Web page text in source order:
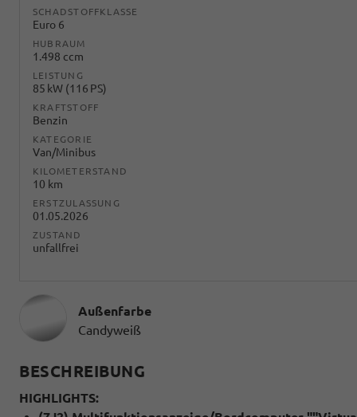
SCHADSTOFFKLASSE
Euro 6
HUBRAUM
1.498 ccm
LEISTUNG
85 kW (116 PS)
KRAFTSTOFF
Benzin
KATEGORIE
Van/Minibus
KILOMETERSTAND
10 km
ERSTZULASSUNG
01.05.2026
ZUSTAND
unfallfrei
Außenfarbe
Candyweiß
BESCHREIBUNG
HIGHLIGHTS: